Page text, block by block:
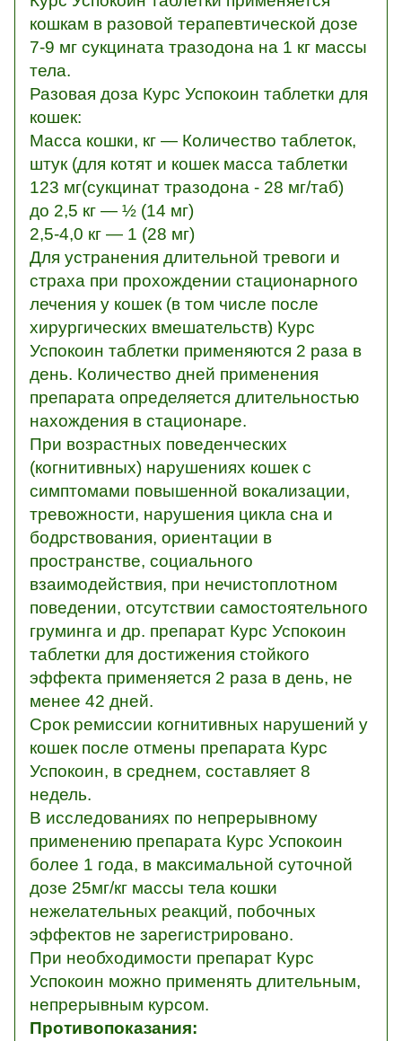
кошкам в разовой терапевтической дозе
7-9 мг сукцината тразодона на 1 кг массы
тела.
Разовая доза Курс Успокоин таблетки для
кошек:
Масса кошки, кг — Количество таблеток,
штук (для котят и кошек масса таблетки
123 мг(сукцинат тразодона - 28 мг/таб)
до 2,5 кг — ½ (14 мг)
2,5-4,0 кг — 1 (28 мг)
Для устранения длительной тревоги и
страха при прохождении стационарного
лечения у кошек (в том числе после
хирургических вмешательств) Курс
Успокоин таблетки применяются 2 раза в
день. Количество дней применения
препарата определяется длительностью
нахождения в стационаре.
При возрастных поведенческих
(когнитивных) нарушениях кошек с
симптомами повышенной вокализации,
тревожности, нарушения цикла сна и
бодрствования, ориентации в
пространстве, социального
взаимодействия, при нечистоплотном
поведении, отсутствии самостоятельного
груминга и др. препарат Курс Успокоин
таблетки для достижения стойкого
эффекта применяется 2 раза в день, не
менее 42 дней.
Срок ремиссии когнитивных нарушений у
кошек после отмены препарата Курс
Успокоин, в среднем, составляет 8
недель.
В исследованиях по непрерывному
применению препарата Курс Успокоин
более 1 года, в максимальной суточной
дозе 25мг/кг массы тела кошки
нежелательных реакций, побочных
эффектов не зарегистрировано.
При необходимости препарат Курс
Успокоин можно применять длительным,
непрерывным курсом.
Противопоказания: